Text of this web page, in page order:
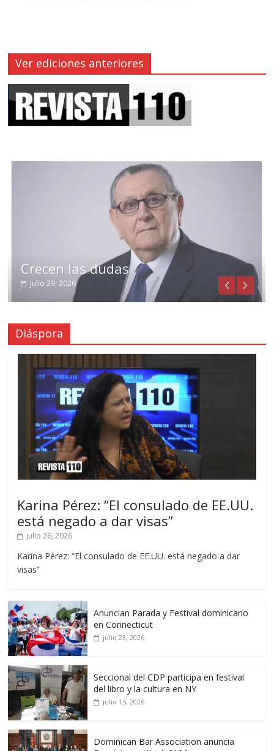
Ver ediciones anteriores
Crecen las dudas
julio 29, 2026
Diáspora
Karina Pérez: “El consulado de EE.UU.
está negado a dar visas”
julio 26, 2026
Karina Pérez: “El consulado de EE.UU. está negado a dar
visas”
Anuncian Parada y Festival dominicano
en Connecticut
julio 23, 2026
Seccional del CDP participa en festival
del libro y la cultura en NY
julio 15, 2026
Dominican Bar Association anuncia